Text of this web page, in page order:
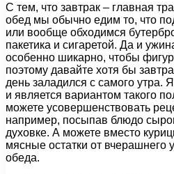
С тем, что завтрак – главная
обед мы обычно едим то, что
или вообще обходимся
пакетика и сигаретой. Да и
особенно шикарно, чтобы
поэтому давайте хотя бы
день заладился с самого утра.
и является вариантом такого
можете усовершенствовать
например, посыпав блюдо
духовке. А можете вместо
мясные остатки от вчерашнего
обеда.